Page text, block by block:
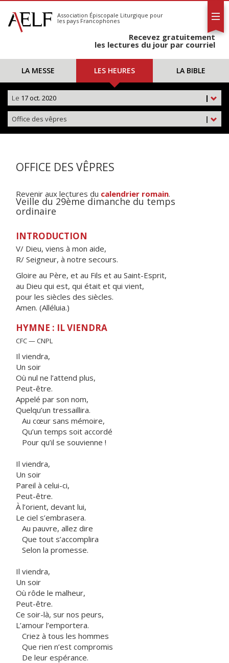
S'abonner
Calendrier
Association Épiscopale Liturgique pour
les pays Francophones
Recevez gratuitement
les lectures du jour par courriel
LA MESSE LES HEURES LA BIBLE
|
Le 17 oct. 2020
|
Office des vêpres
OFFICE DES VÊPRES
Revenir aux lectures du calendrier romain.
Veille du 29ème dimanche du temps
ordinaire
INTRODUCTION
V/ Dieu, viens à mon aide,
R/ Seigneur, à notre secours.
Gloire au Père, et au Fils et au Saint-Esprit,
au Dieu qui est, qui était et qui vient,
pour les siècles des siècles.
Amen. (Alléluia.)
HYMNE : IL VIENDRA
CFC — CNPL
Il viendra,
Un soir
Où nul ne l’attend plus,
Peut-être.
Appelé par son nom,
Quelqu’un tressaillira.
Au cœur sans mémoire,
Qu’un temps soit accordé
Pour qu’il se souvienne !
Il viendra,
Un soir
Pareil à celui-ci,
Peut-être.
À l’orient, devant lui,
Le ciel s’embrasera.
Au pauvre, allez dire
Que tout s’accomplira
Selon la promesse.
Il viendra,
Un soir
Où rôde le malheur,
Peut-être.
Ce soir-là, sur nos peurs,
L’amour l’emportera.
Criez à tous les hommes
Que rien n’est compromis
De leur espérance.